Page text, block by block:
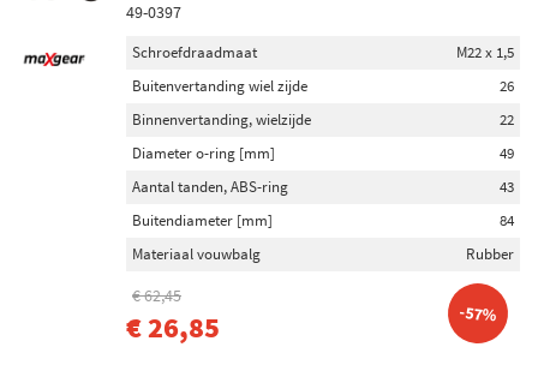
49-0397
Schroefdraadmaat
M22 x 1,5
Buitenvertanding wiel zijde
26
Binnenvertanding, wielzijde
22
Diameter o-ring [mm]
49
Aantal tanden, ABS-ring
43
Buitendiameter [mm]
84
Materiaal vouwbalg
Rubber
€ 62,45
€ 26,85 -57%